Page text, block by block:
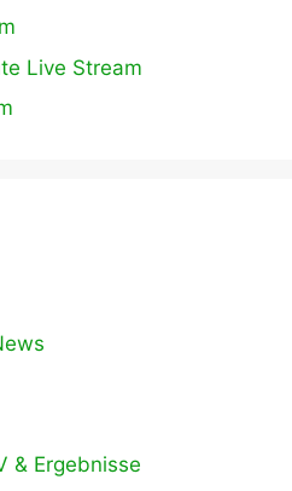
Live Stream
& Ergebnisse